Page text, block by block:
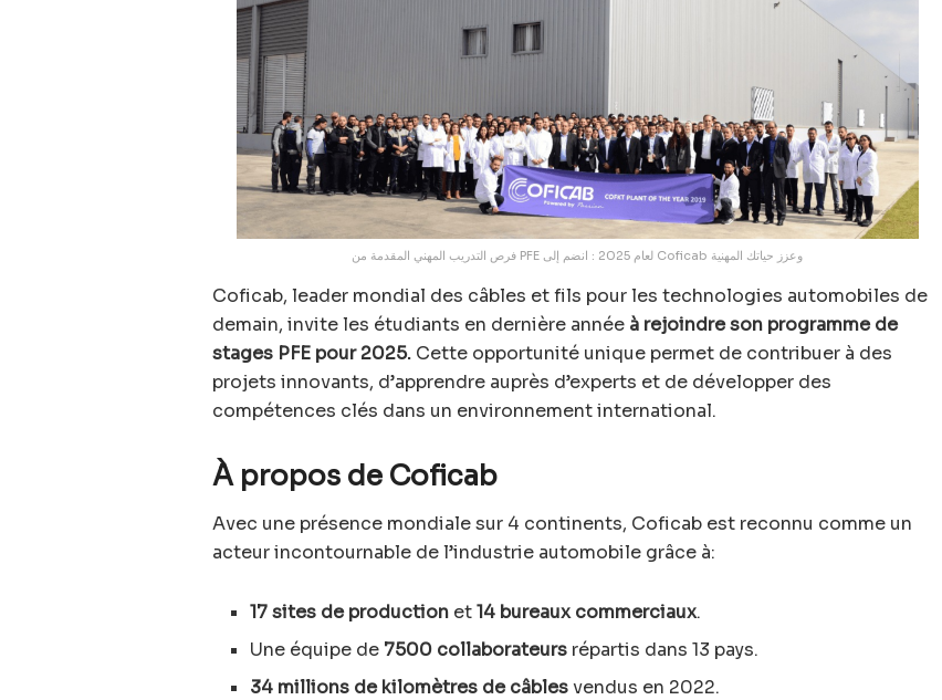
فرص التدريب المهني المقدمة من PFE لعام 2025 : انضم إلى Coficab وعزز حياتك المهنية
Coficab, leader mondial des câbles et fils pour les technologies automobiles de
demain, invite les étudiants en dernière année à rejoindre son programme de
stages PFE pour 2025. Cette opportunité unique permet de contribuer à des
projets innovants, d’apprendre auprès d’experts et de développer des
compétences clés dans un environnement international.
À propos de Coficab
Avec une présence mondiale sur 4 continents, Coficab est reconnu comme un
acteur incontournable de l’industrie automobile grâce à:
17 sites de production et14 bureaux commerciaux.
Une équipe de 7500 collaborateurs répartis dans 13 pays.
34 millions de kilomètres de câblesvendus en 2022.